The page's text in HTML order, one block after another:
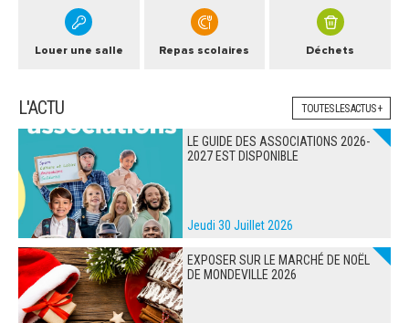
Louer une salle Repas scolaires Déchets
L'ACTU TOUTES LES ACTUS +
LE GUIDE DES ASSOCIATIONS 2026-
2027 EST DISPONIBLE
Jeudi 30 Juillet 2026
EXPOSER SUR LE MARCHÉ DE NOËL
DE MONDEVILLE 2026